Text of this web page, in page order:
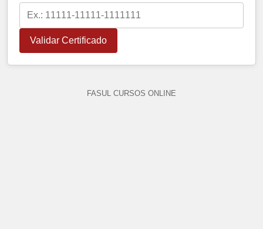
Validar Certificado
FASUL CURSOS ONLINE